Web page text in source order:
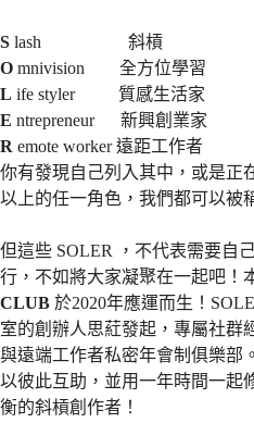
S lash 斜槓
O mnivision 全方位學習
L ife styler 質感生活家
E ntrepreneur 新興創業家
R emote worker 遠距工作者
你有發現自己列入其中，或是正
以上的任一角色，我們都可以被
但這些 SOLER ，不代表需要自
行，不如將大家凝聚在一起吧！
CLUB 於2020年應運而生！
室的創辦人思葒發起，專屬社群
與遠端工作者私密年會制俱樂部
以彼此互助，並用一年時間一起
衡的斜槓創作者！